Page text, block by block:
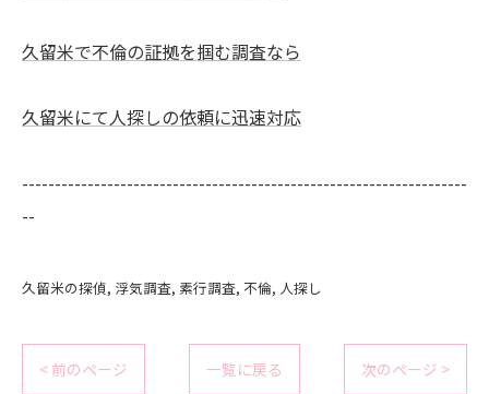
久留米で不倫の証拠を掴む調査なら
久留米にて人探しの依頼に迅速対応
--------------------------------------------------------------------
--
久留米の探偵 浮気調査 素行調査 不倫 人探し
< 前のページ 一覧に戻る 次のページ >